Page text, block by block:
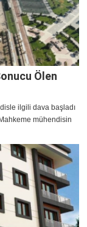
Ölen
ilgili dava başladı
mühendisin